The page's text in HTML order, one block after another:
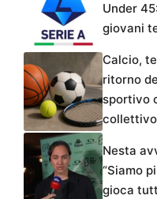
Under
giovani
Calcio,
ritorno
sportivo
collettivo
Nesta
“Siamo
gioca